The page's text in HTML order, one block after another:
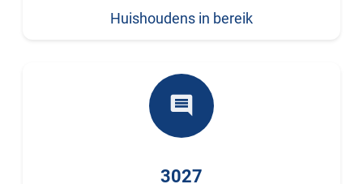
Huishoudens in bereik
comment
3027